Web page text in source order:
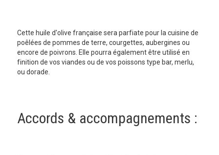
Cette huile d'olive française sera parfiate pour la cuisine de
poêlées de pommes de terre, courgettes, aubergines ou
encore de poivrons. Elle pourra également être utilisé en
finition de vos viandes ou de vos poissons type bar, merlu,
ou dorade.
Accords & accompagnements :